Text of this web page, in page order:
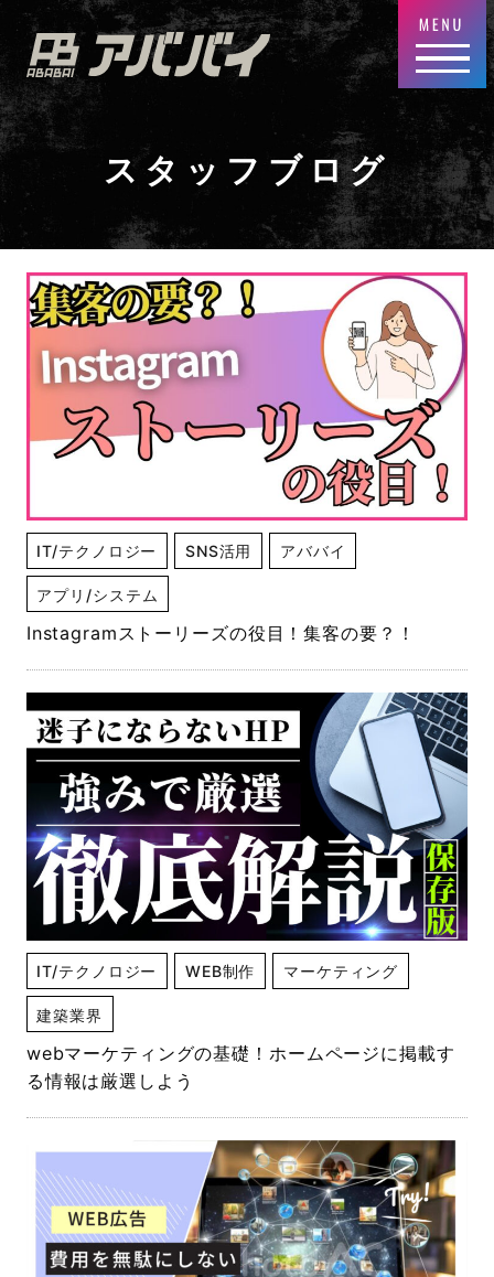
スタッフブログ
IT/テクノロジー SNS活用 アババイ
アプリ/システム
Instagramストーリーズの役目！集客の要？！
IT/テクノロジー WEB制作 マーケティング
建築業界
webマーケティングの基礎！ホームページに掲載す
る情報は厳選しよう